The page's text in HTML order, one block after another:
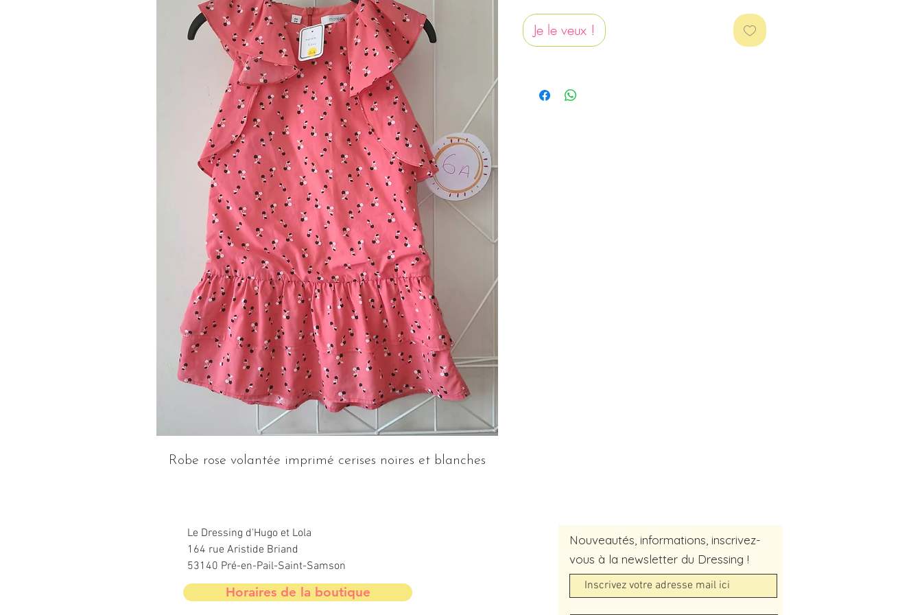
Robe rose volantée imprimé cerises noires et blanches
Je le veux !
Le Dressing d'Hugo et Lola
164 rue Aristide Briand
53140 Pré-en-Pail-Saint-Samson
Horaires de la boutique
Nouveautés, informations, inscrivez-
vous à la newsletter du Dressing !